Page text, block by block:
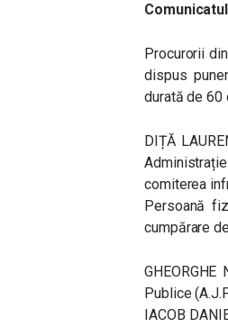
Procurorii
dispus
durată de 60
DIȚĂ
comiterea
Persoană
cumpărare
Publice
IACOB